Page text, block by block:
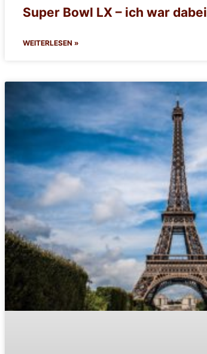
Super Bowl LX – ich war dabei
WEITERLESEN »